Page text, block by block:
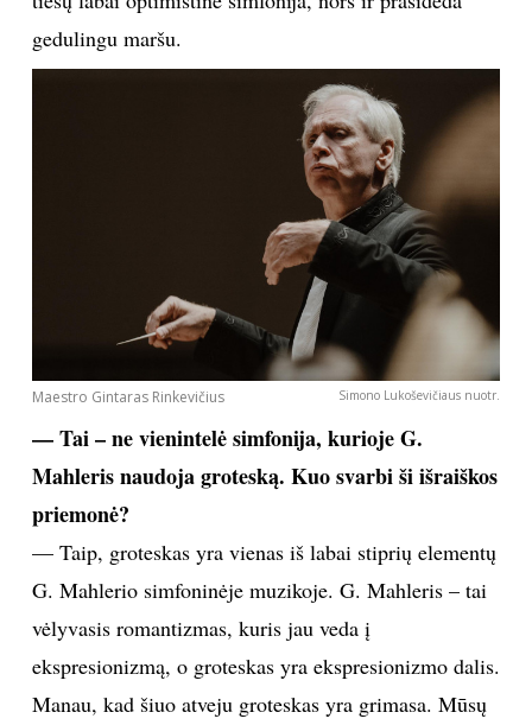
gedulingu maršu.
Maestro Gintaras Rinkevičius Simono Lukoševičiaus nuotr.
— Tai – ne vienintelė simfonija, kurioje G.
Mahleris naudoja groteską. Kuo svarbi ši išraiškos
priemonė?
— Taip, groteskas yra vienas iš labai stiprių elementų
G. Mahlerio simfoninėje muzikoje. G. Mahleris – tai
vėlyvasis romantizmas, kuris jau veda į
ekspresionizmą, o groteskas yra ekspresionizmo dalis.
Manau, kad šiuo atveju groteskas yra grimasa. Mūsų